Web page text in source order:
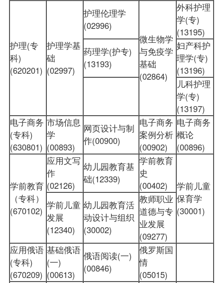
护理(专
科)
(620201)
护理学基
础
(02997)
护理伦理学
(02996)
微生物学
与免疫学
基础
(02864)
外科护理
学(专)
(13195)
药理学(护专)
(13193)
妇产科护
理学(专)
(13196)
儿科护理
学(专)
(13197)
电子商务
(专科)
(630801)
市场信息
学
(00893)
网页设计与制
作(00900)
电子商务
案例分析
(00902)
电子商务
概论
(00896)
学前教育
（专科）
(670102)
应用文写
作
(02126)
幼儿园教育基
础(12339)
学前教育
史
(00402)
学前儿童
保育学
(30001)
学前儿童
发展
(12340)
幼儿园教育活
动设计与组织
(30002)
教师职业
道德与专
业发展
(09277)
应用俄语
(专科)
(670209)
基础俄语
(一)
(00613)
俄语阅读(一)
(00846)
俄罗斯国
情
(05015)